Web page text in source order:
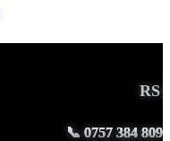
RS
📞 0757 384 809